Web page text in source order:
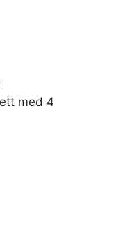
med 4